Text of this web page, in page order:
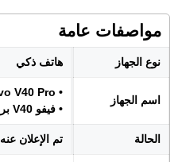
مواصفات عامة
نوع الجهاز هاتف ذكي
اسم الجهاز
• Vivo V40 Pro
• فيفو V40 برو
الحالة تم الإعلان عنه